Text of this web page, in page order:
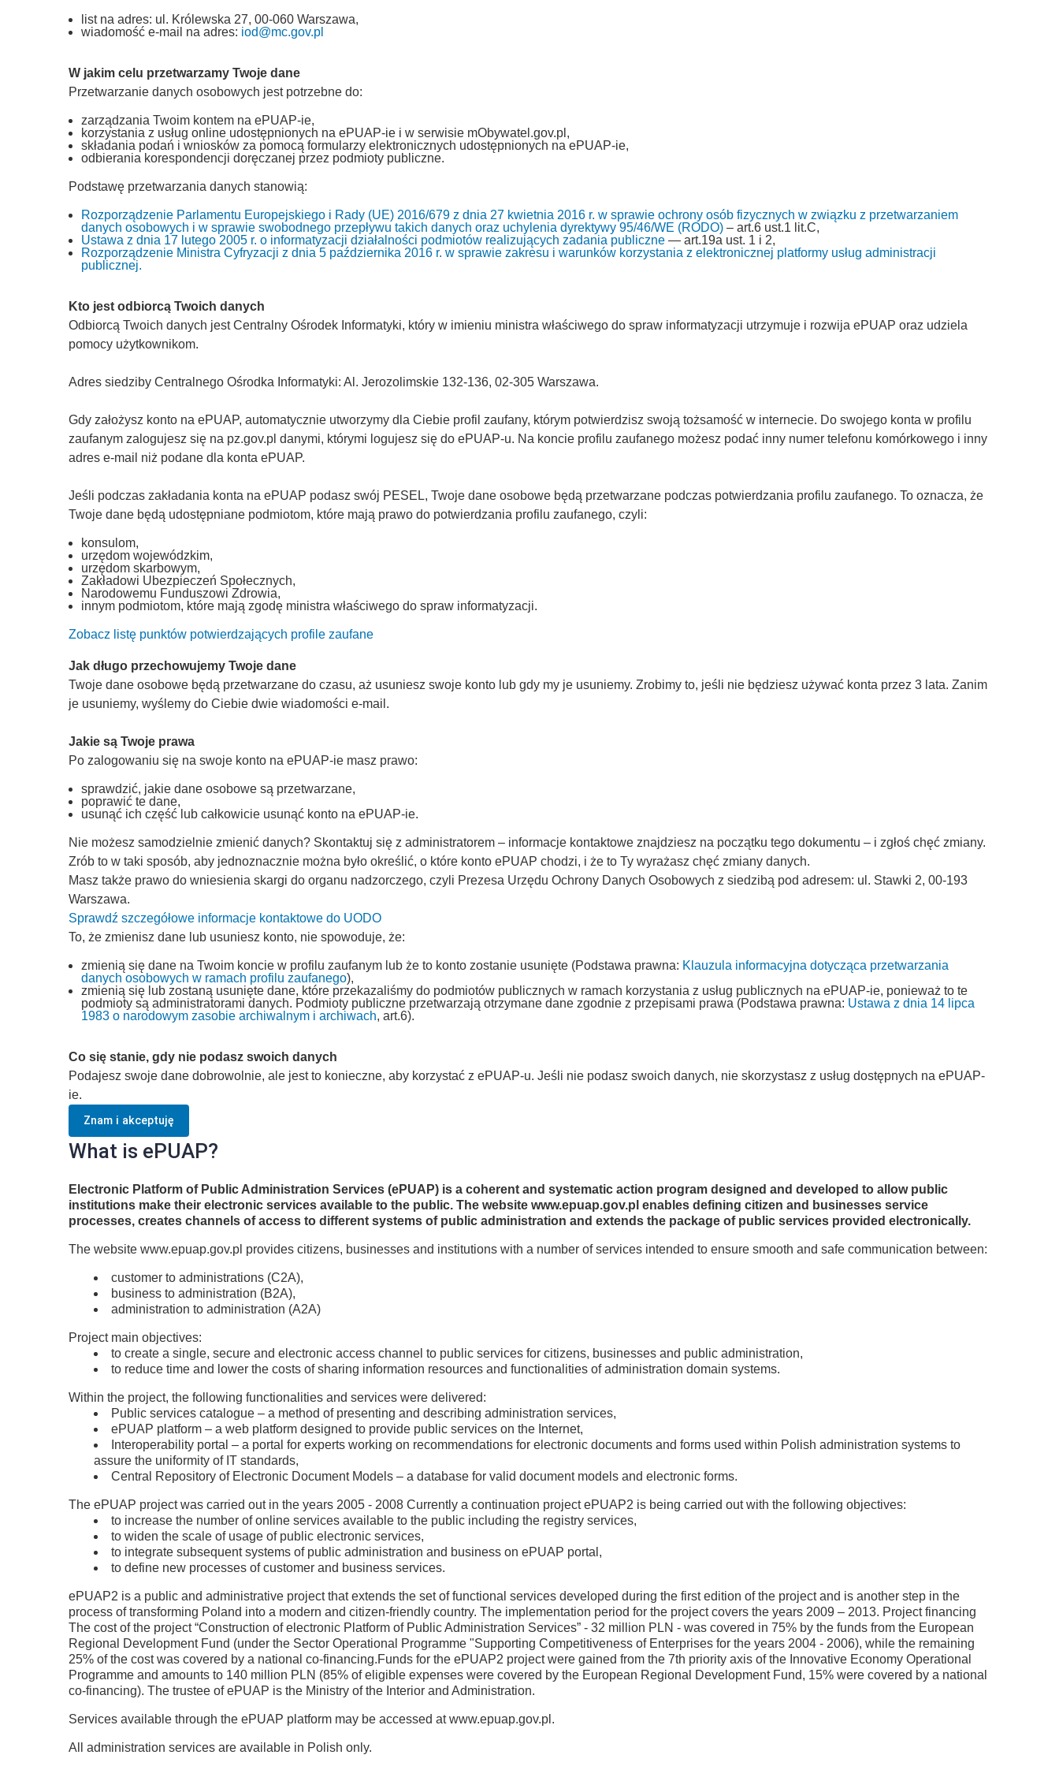
list na adres: ul. Królewska 27, 00-060 Warszawa,
wiadomość e-mail na adres: iod@mc.gov.pl
W jakim celu przetwarzamy Twoje dane
Przetwarzanie danych osobowych jest potrzebne do:
zarządzania Twoim kontem na ePUAP-ie,
korzystania z usług online udostępnionych na ePUAP-ie i w serwisie mObywatel.gov.pl,
składania podań i wniosków za pomocą formularzy elektronicznych udostępnionych na ePUAP-ie,
odbierania korespondencji doręczanej przez podmioty publiczne.
Podstawę przetwarzania danych stanowią:
Rozporządzenie Parlamentu Europejskiego i Rady (UE) 2016/679 z dnia 27 kwietnia 2016 r. w sprawie ochrony osób fizycznych w związku z przetwarzaniem
danych osobowych i w sprawie swobodnego przepływu takich danych oraz uchylenia dyrektywy 95/46/WE (RODO) – art.6 ust.1 lit.C,
Ustawa z dnia 17 lutego 2005 r. o informatyzacji działalności podmiotów realizujących zadania publiczne — art.19a ust. 1 i 2,
Rozporządzenie Ministra Cyfryzacji z dnia 5 października 2016 r. w sprawie zakresu i warunków korzystania z elektronicznej platformy usług administracji
publicznej.
Kto jest odbiorcą Twoich danych
Odbiorcą Twoich danych jest Centralny Ośrodek Informatyki, który w imieniu ministra właściwego do spraw informatyzacji utrzymuje i rozwija ePUAP oraz udziela
pomocy użytkownikom.
Adres siedziby Centralnego Ośrodka Informatyki: Al. Jerozolimskie 132-136, 02-305 Warszawa.
Gdy założysz konto na ePUAP, automatycznie utworzymy dla Ciebie profil zaufany, którym potwierdzisz swoją tożsamość w internecie. Do swojego konta w profilu
zaufanym zalogujesz się na pz.gov.pl danymi, którymi logujesz się do ePUAP-u. Na koncie profilu zaufanego możesz podać inny numer telefonu komórkowego i inny
adres e-mail niż podane dla konta ePUAP.
Jeśli podczas zakładania konta na ePUAP podasz swój PESEL, Twoje dane osobowe będą przetwarzane podczas potwierdzania profilu zaufanego. To oznacza, że
Twoje dane będą udostępniane podmiotom, które mają prawo do potwierdzania profilu zaufanego, czyli:
konsulom,
urzędom wojewódzkim,
urzędom skarbowym,
Zakładowi Ubezpieczeń Społecznych,
Narodowemu Funduszowi Zdrowia,
innym podmiotom, które mają zgodę ministra właściwego do spraw informatyzacji.
Zobacz listę punktów potwierdzających profile zaufane
Jak długo przechowujemy Twoje dane
Twoje dane osobowe będą przetwarzane do czasu, aż usuniesz swoje konto lub gdy my je usuniemy. Zrobimy to, jeśli nie będziesz używać konta przez 3 lata. Zanim
je usuniemy, wyślemy do Ciebie dwie wiadomości e-mail.
Jakie są Twoje prawa
Po zalogowaniu się na swoje konto na ePUAP-ie masz prawo:
sprawdzić, jakie dane osobowe są przetwarzane,
poprawić te dane,
usunąć ich część lub całkowicie usunąć konto na ePUAP-ie.
Nie możesz samodzielnie zmienić danych? Skontaktuj się z administratorem – informacje kontaktowe znajdziesz na początku tego dokumentu – i zgłoś chęć zmiany.
Zrób to w taki sposób, aby jednoznacznie można było określić, o które konto ePUAP chodzi, i że to Ty wyrażasz chęć zmiany danych.
Masz także prawo do wniesienia skargi do organu nadzorczego, czyli Prezesa Urzędu Ochrony Danych Osobowych z siedzibą pod adresem: ul. Stawki 2, 00-193
Warszawa.
Sprawdź szczegółowe informacje kontaktowe do UODO
To, że zmienisz dane lub usuniesz konto, nie spowoduje, że:
zmienią się dane na Twoim koncie w profilu zaufanym lub że to konto zostanie usunięte (Podstawa prawna: Klauzula informacyjna dotycząca przetwarzania
danych osobowych w ramach profilu zaufanego),
zmienią się lub zostaną usunięte dane, które przekazaliśmy do podmiotów publicznych w ramach korzystania z usług publicznych na ePUAP-ie, ponieważ to te
podmioty są administratorami danych. Podmioty publiczne przetwarzają otrzymane dane zgodnie z przepisami prawa (Podstawa prawna: Ustawa z dnia 14 lipca
1983 o narodowym zasobie archiwalnym i archiwach, art.6).
Co się stanie, gdy nie podasz swoich danych
Podajesz swoje dane dobrowolnie, ale jest to konieczne, aby korzystać z ePUAP-u. Jeśli nie podasz swoich danych, nie skorzystasz z usług dostępnych na ePUAP-
ie.
Znam i akceptuję
What is ePUAP?
Electronic Platform of Public Administration Services (ePUAP) is a coherent and systematic action program designed and developed to allow public
institutions make their electronic services available to the public. The website www.epuap.gov.pl enables defining citizen and businesses service
processes, creates channels of access to different systems of public administration and extends the package of public services provided electronically.
The website www.epuap.gov.pl provides citizens, businesses and institutions with a number of services intended to ensure smooth and safe communication between:
customer to administrations (C2A),
business to administration (B2A),
administration to administration (A2A)
Project main objectives:
to create a single, secure and electronic access channel to public services for citizens, businesses and public administration,
to reduce time and lower the costs of sharing information resources and functionalities of administration domain systems.
Within the project, the following functionalities and services were delivered:
Public services catalogue – a method of presenting and describing administration services,
ePUAP platform – a web platform designed to provide public services on the Internet,
Interoperability portal – a portal for experts working on recommendations for electronic documents and forms used within Polish administration systems to
assure the uniformity of IT standards,
Central Repository of Electronic Document Models – a database for valid document models and electronic forms.
The ePUAP project was carried out in the years 2005 - 2008 Currently a continuation project ePUAP2 is being carried out with the following objectives:
to increase the number of online services available to the public including the registry services,
to widen the scale of usage of public electronic services,
to integrate subsequent systems of public administration and business on ePUAP portal,
to define new processes of customer and business services.
ePUAP2 is a public and administrative project that extends the set of functional services developed during the first edition of the project and is another step in the
process of transforming Poland into a modern and citizen-friendly country. The implementation period for the project covers the years 2009 – 2013. Project financing
The cost of the project “Construction of electronic Platform of Public Administration Services” - 32 million PLN - was covered in 75% by the funds from the European
Regional Development Fund (under the Sector Operational Programme "Supporting Competitiveness of Enterprises for the years 2004 - 2006), while the remaining
25% of the cost was covered by a national co-financing.Funds for the ePUAP2 project were gained from the 7th priority axis of the Innovative Economy Operational
Programme and amounts to 140 million PLN (85% of eligible expenses were covered by the European Regional Development Fund, 15% were covered by a national
co-financing). The trustee of ePUAP is the Ministry of the Interior and Administration.
Services available through the ePUAP platform may be accessed at www.epuap.gov.pl.
All administration services are available in Polish only.